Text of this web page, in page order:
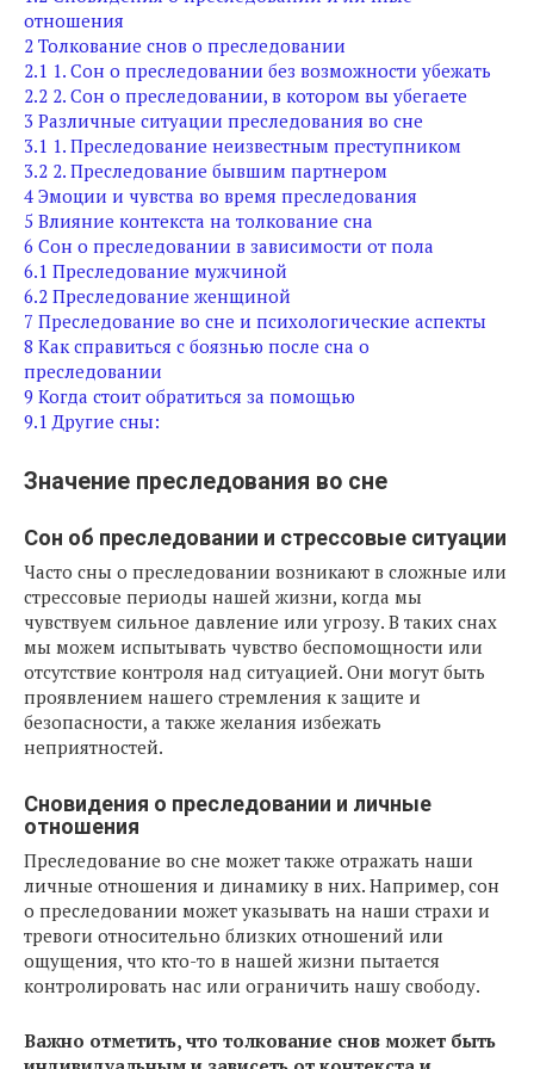
отношения
2 Толкование снов о преследовании
2.1 1. Сон о преследовании без возможности убежать
2.2 2. Сон о преследовании, в котором вы убегаете
3 Различные ситуации преследования во сне
3.1 1. Преследование неизвестным преступником
3.2 2. Преследование бывшим партнером
4 Эмоции и чувства во время преследования
5 Влияние контекста на толкование сна
6 Сон о преследовании в зависимости от пола
6.1 Преследование мужчиной
6.2 Преследование женщиной
7 Преследование во сне и психологические аспекты
8 Как справиться с боязнью после сна о
преследовании
9 Когда стоит обратиться за помощью
9.1 Другие сны:
Значение преследования во сне
Сон об преследовании и стрессовые ситуации
Часто сны о преследовании возникают в сложные или
стрессовые периоды нашей жизни, когда мы
чувствуем сильное давление или угрозу. В таких снах
мы можем испытывать чувство беспомощности или
отсутствие контроля над ситуацией. Они могут быть
проявлением нашего стремления к защите и
безопасности, а также желания избежать
неприятностей.
Сновидения о преследовании и личные
отношения
Преследование во сне может также отражать наши
личные отношения и динамику в них. Например, сон
о преследовании может указывать на наши страхи и
тревоги относительно близких отношений или
ощущения, что кто-то в нашей жизни пытается
контролировать нас или ограничить нашу свободу.
Важно отметить, что толкование снов может быть